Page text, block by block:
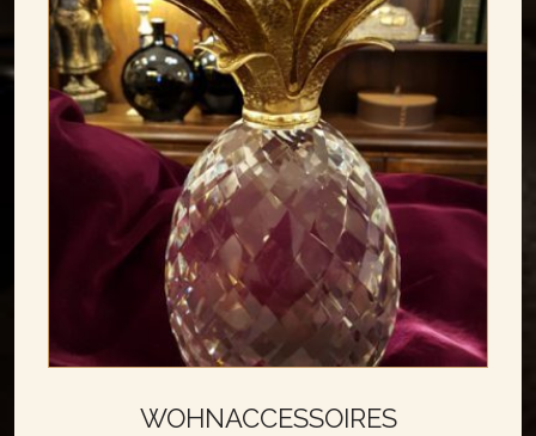
WOHNACCESSOIRES